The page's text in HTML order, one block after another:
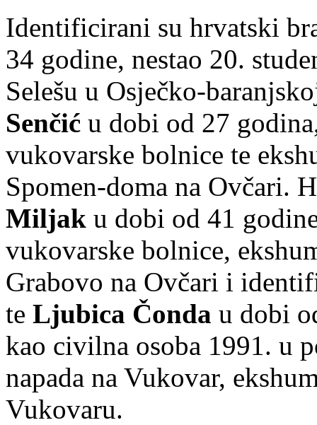
Identificirani su hrvatski
34 godine, nestao 20.
Selešu u Osječko-
Senčić u dobi od 27
vukovarske bolnice te
Spomen-doma na Ovčari.
Miljak u dobi od 41
vukovarske bolnice,
Grabovo na Ovčari i
te Ljubica Čonda u dobi
kao civilna osoba 1991. u
napada na Vukovar,
Vukovaru.